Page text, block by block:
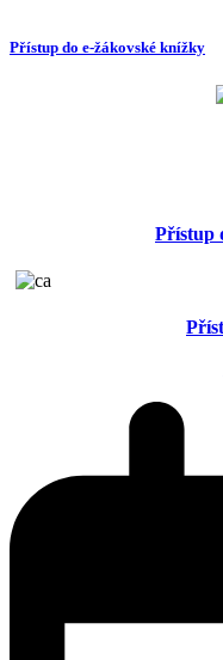
Přístup do e-žákovské knížky
Přístup